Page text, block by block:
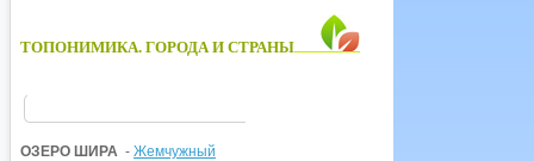
ТОПОНИМИКА. ГОРОДА И СТРАНЫ
ОЗЕРО ШИРА - Жемчужный